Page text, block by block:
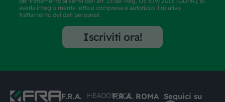
averla integralmente letta e compresa e autorizzo il relativo
trattamento dei dati personali.
Iscriviti ora!
F.R.A.
HEADOFFICEF.R.A. ROMA Seguici su